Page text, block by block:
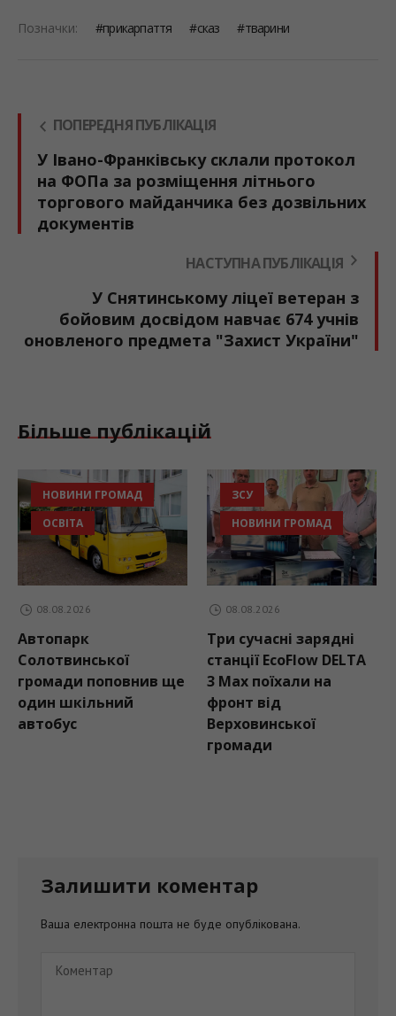
Позначки: прикарпаття сказ тварини
ПОПЕРЕДНЯ ПУБЛІКАЦІЯ
У Івано-Франківську склали протокол
на ФОПа за розміщення літнього
торгового майданчика без дозвільних
документів
НАСТУПНА ПУБЛІКАЦІЯ
У Снятинському ліцеї ветеран з
бойовим досвідом навчає 674 учнів
оновленого предмета "Захист України"
Більше публікацій
НОВИНИ ГРОМАД
ОСВІТА
08.08.2026
Автопарк
Солотвинської
громади поповнив ще
один шкільний
автобус
ЗСУ
НОВИНИ ГРОМАД
08.08.2026
Три сучасні зарядні
станції EcoFlow DELTA
3 Max поїхали на
фронт від
Верховинської
громади
Залишити коментар
Ваша електронна пошта не буде опублікована.